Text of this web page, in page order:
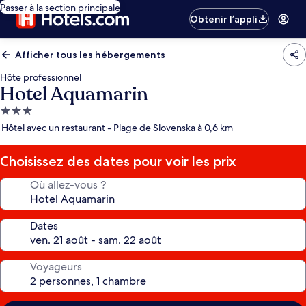
Passer à la section principale
Obtenir l’appli
Afficher tous les hébergements
Hôte professionnel
Hotel Aquamarin
Hébergement
3.0 étoiles
Hôtel avec un restaurant - Plage de Slovenska à 0,6 km
Choisissez des dates pour voir les prix
Où allez-vous ?
Dates
Voyageurs